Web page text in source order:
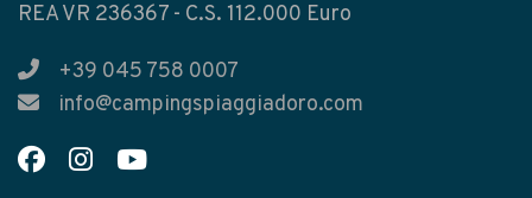
REA VR 236367 - C.S. 112.000 Euro
+39 045 758 0007
info@campingspiaggiadoro.com